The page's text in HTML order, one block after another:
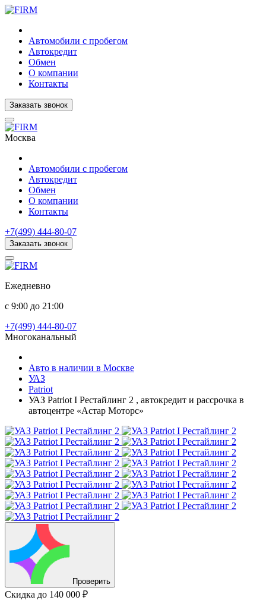
Автомобили с пробегом
Автокредит
Обмен
О компании
Контакты
Заказать звонок
Москва
Автомобили с пробегом
Автокредит
Обмен
О компании
Контакты
+7(499) 444-80-07
Заказать звонок
Ежедневно
с 9:00 до 21:00
+7(499) 444-80-07
Многоканальный
Авто в наличии в Москве
УАЗ
Patriot
УАЗ Patriot I Рестайлинг 2 , автокредит и рассрочка в
автоцентре «Астар Моторс»
Проверить
Скидка до 140 000 ₽